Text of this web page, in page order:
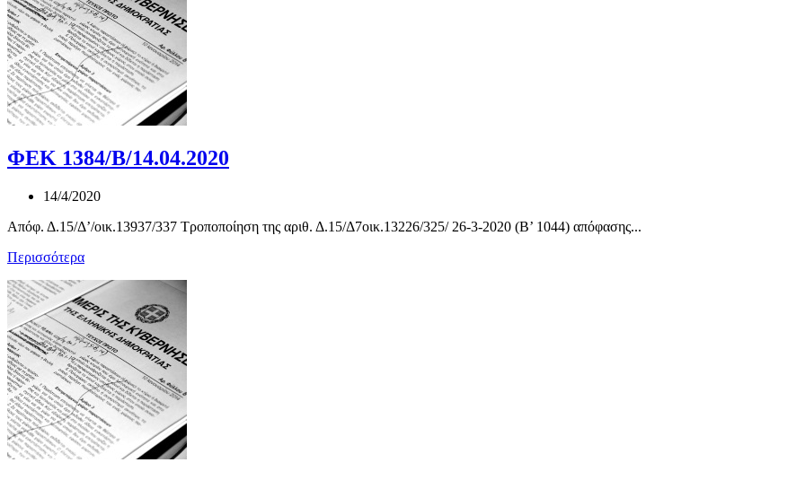
ΦΕΚ 1384/Β/14.04.2020
14/4/2020
Απόφ. Δ.15/Δ’/οικ.13937/337 Τροποποίηση της αριθ. Δ.15/Δ7οικ.13226/325/ 26-3-2020 (Β’ 1044) απόφασης...
Περισσότερα